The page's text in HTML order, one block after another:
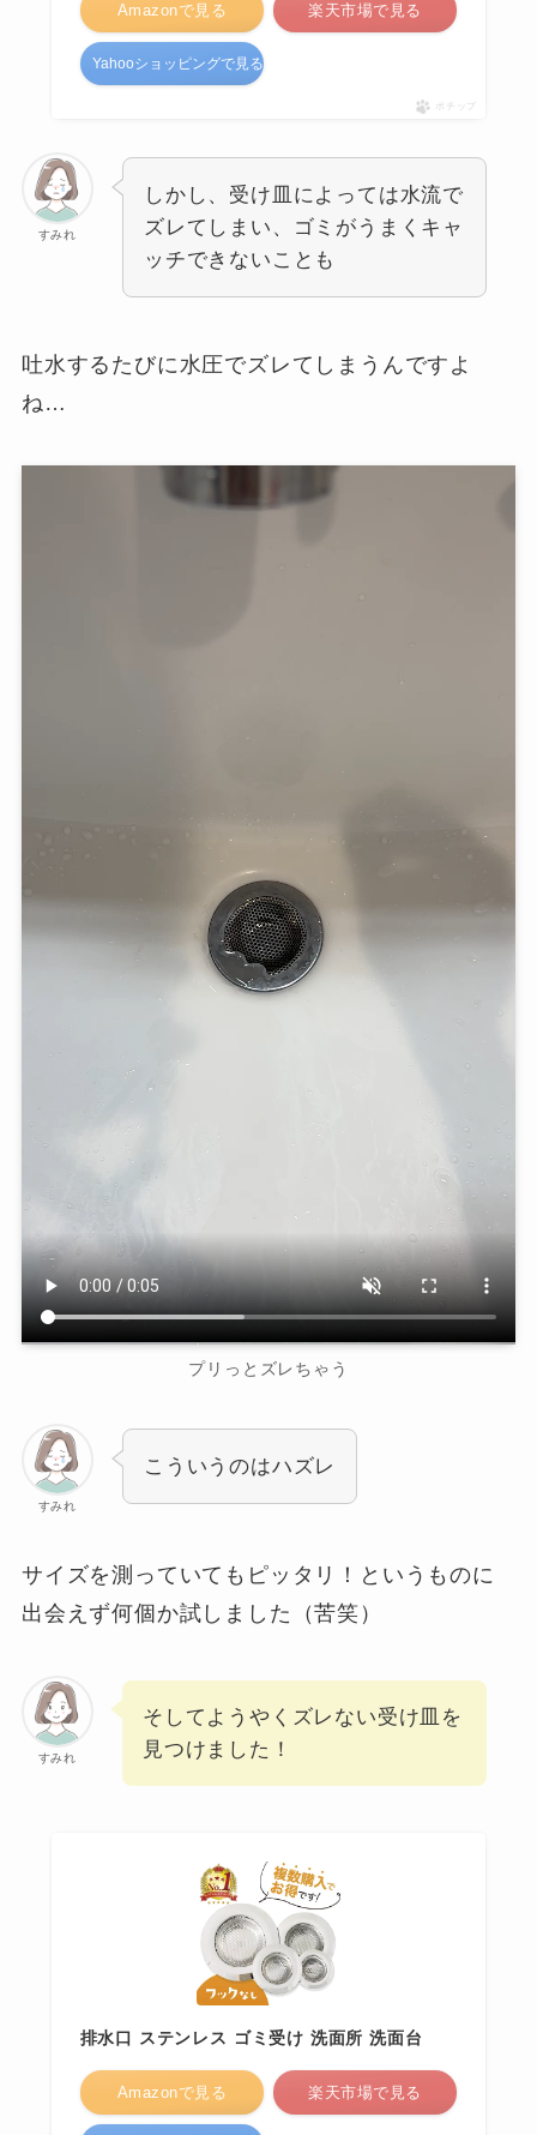
Amazonで見る 楽天市場で見る
Yahooショッピングで見る
ポチップ
すみれ
しかし、受け皿によっては水流で
ズレてしまい、ゴミがうまくキャ
ッチできないことも
吐水するたびに水圧でズレてしまうんですよ
ね…
プリっとズレちゃう
すみれ
こういうのはハズレ
サイズを測っていてもピッタリ！というものに
出会えず何個か試しました（苦笑）
すみれ
そしてようやくズレない受け皿を
見つけました！
排水口 ステンレス ゴミ受け 洗面所 洗面台
Amazonで見る 楽天市場で見る